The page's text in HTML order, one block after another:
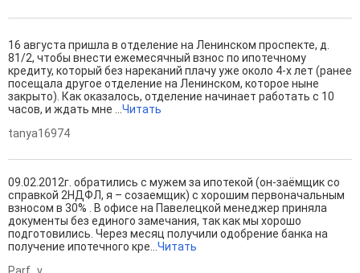
16 августа пришла в отделение на Ленинском проспекте, д.
81/2, чтобы внести ежемесячный взнос по ипотечному
кредиту, который без нареканий плачу уже около 4-х лет (ранее
посещала другое отделение на Ленинском, которое ныне
закрыто). Как оказалось, отделение начинает работать с 10
часов, и ждать мне ...Читать
tanya16974
09.02.2012г. обратились с мужем за ипотекой (он-заёмщик со
справкой 2НДФЛ, я – созаемщик) с хорошим первоначальным
взносом в 30% . В офисе на Павелецкой менеджер приняла
документы без единого замечания, так как мы хорошо
подготовились. Через месяц получили одобрение банка на
получение ипотечного кре...Читать